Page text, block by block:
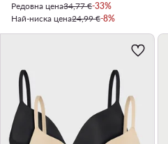
Редовна цена34,77 €-33%
Най-ниска цена24,99 €-8%